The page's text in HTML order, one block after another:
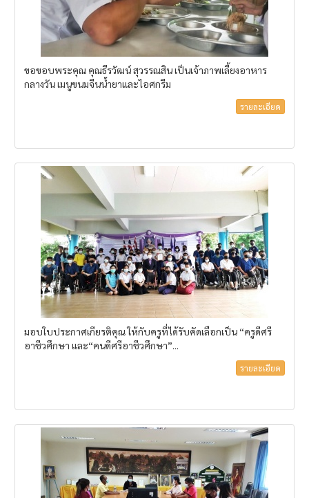
ขอขอบพระคุณ คุณธีรวัฒน์ สุวรรณสิน เป็นเจ้าภาพเลี้ยงอาหาร
กลางวัน เมนูขนมจีนน้ำยาและไอศกรีม
รายละเอียด
มอบใบประกาศเกียรติคุณ ให้กับครูที่ได้รับคัดเลือกเป็น “ครูดีศรี
อาชีวศึกษา และ“คนดีศรีอาชีวศึกษา”...
รายละเอียด